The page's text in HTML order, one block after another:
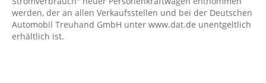
werden, der an allen Verkaufsstellen und bei der Deutschen
Automobil Treuhand GmbH unter www.dat.de unentgeltlich
erhältlich ist.